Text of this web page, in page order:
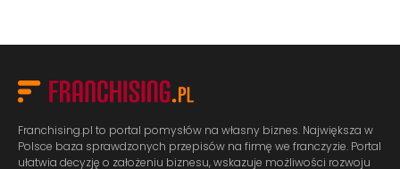
Franchising.pl to portal pomysłów na własny biznes. Największa w
Polsce baza sprawdzonych przepisów na firmę we franczyzie. Portal
ułatwia decyzję o założeniu biznesu, wskazuje możliwości rozwoju